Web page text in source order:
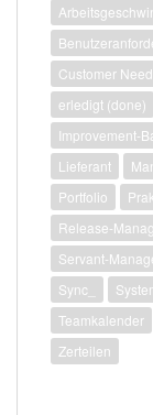
Customer Need
erledigt (done)
Improvement-
Lieferant
Portfolio
Release-
Servant-
Sync_
Teamkalender
Zerteilen